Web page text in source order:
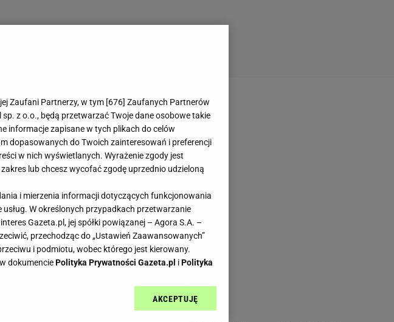
Zaufani Partnerzy, w tym [676] Zaufanych Partnerów
z o.o., będą przetwarzać Twoje dane osobowe takie
informacje zapisane w tych plikach do celów
dopasowanych do Twoich zainteresowań i preferencji
w nich wyświetlanych. Wyrażenie zgody jest
lub chcesz wycofać zgodę uprzednio udzieloną
i mierzenia informacji dotyczących funkcjonowania
W określonych przypadkach przetwarzanie
Gazeta.pl, jej spółki powiązanej – Agora S.A. –
przechodząc do „Ustawień Zaawansowanych”
i podmiotu, wobec którego jest kierowany.
dokumenciePolityka Prywatności Gazeta.pl iPolityka
plików cookie Gazeta.pl sp. z o.o., jej
AKCEPTUJĘ